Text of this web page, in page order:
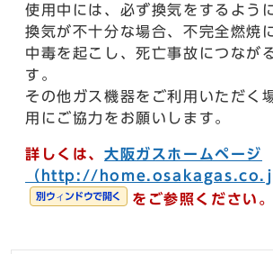
使用中には、必ず換気をするよう
換気が不十分な場合、不完全燃焼
中毒を起こし、死亡事故につなが
す。
その他ガス機器をご利用いただく
用にご協力をお願いします。
詳しくは、 大阪ガスホームページ
（http://
別ウィンドウで開く をご参照ください。